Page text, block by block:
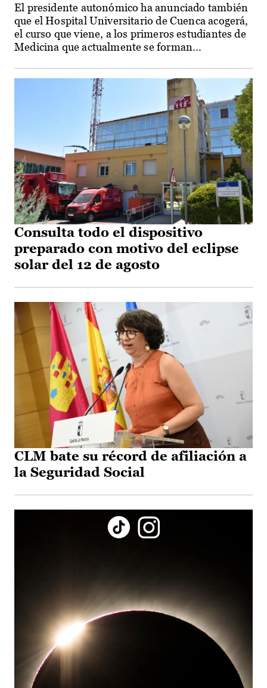
El presidente autonómico ha anunciado también
que el Hospital Universitario de Cuenca acogerá,
el curso que viene, a los primeros estudiantes de
Medicina que actualmente se forman...
Consulta todo el dispositivo
preparado con motivo del eclipse
solar del 12 de agosto
CLM bate su récord de afiliación a
la Seguridad Social